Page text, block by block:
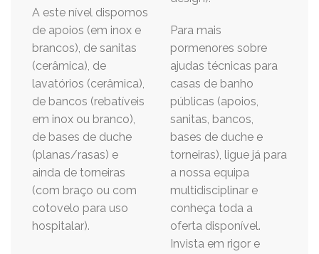
A este nível dispomos
de apoios (em inox e
brancos), de sanitas
(cerâmica), de
lavatórios (cerâmica),
de bancos (rebatíveis
em inox ou branco),
de bases de duche
(planas/rasas) e
ainda de torneiras
(com braço ou com
cotovelo para uso
hospitalar).
Para mais
pormenores sobre
ajudas técnicas para
casas de banho
públicas (apoios,
sanitas, bancos,
bases de duche e
torneiras), ligue já para
a nossa equipa
multidisciplinar e
conheça toda a
oferta disponível.
Invista em rigor e